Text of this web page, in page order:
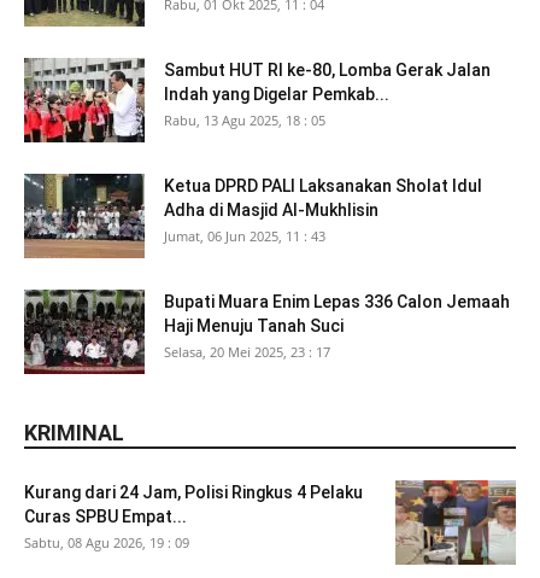
Rabu, 01 Okt 2025, 11 : 04
Sambut HUT RI ke-80, Lomba Gerak Jalan
Indah yang Digelar Pemkab...
Rabu, 13 Agu 2025, 18 : 05
Ketua DPRD PALI Laksanakan Sholat Idul
Adha di Masjid Al-Mukhlisin
Jumat, 06 Jun 2025, 11 : 43
Bupati Muara Enim Lepas 336 Calon Jemaah
Haji Menuju Tanah Suci
Selasa, 20 Mei 2025, 23 : 17
KRIMINAL
Kurang dari 24 Jam, Polisi Ringkus 4 Pelaku
Curas SPBU Empat...
Sabtu, 08 Agu 2026, 19 : 09